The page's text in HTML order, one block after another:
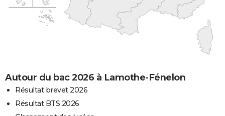
Autour du bac 2026 à Lamothe-Fénelon
Résultat brevet 2026
Résultat BTS 2026